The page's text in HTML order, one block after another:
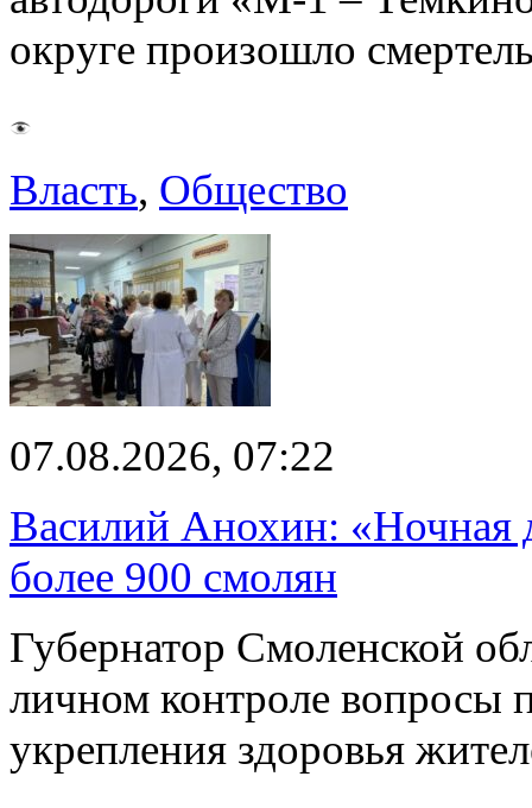
округе произошло
Власть, Общество
07.08.2026, 07:22
Василий Анохин: «Ночная
более 900 смолян
Губернатор Смоленской
личном контроле вопросы
укрепления здоровья